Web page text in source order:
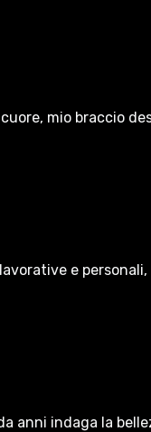
mio braccio
e personali,
anni indaga la